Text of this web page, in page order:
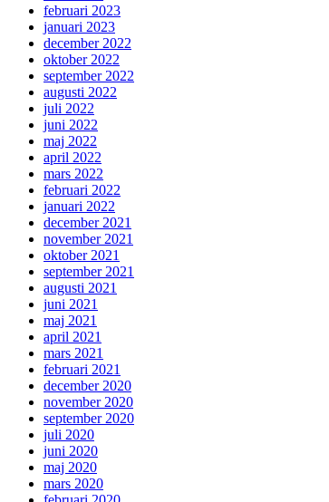
februari 2023
januari 2023
december 2022
oktober 2022
september 2022
augusti 2022
juli 2022
juni 2022
maj 2022
april 2022
mars 2022
februari 2022
januari 2022
december 2021
november 2021
oktober 2021
september 2021
augusti 2021
juni 2021
maj 2021
april 2021
mars 2021
februari 2021
december 2020
november 2020
september 2020
juli 2020
juni 2020
maj 2020
mars 2020